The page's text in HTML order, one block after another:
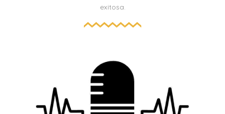
exitosa.